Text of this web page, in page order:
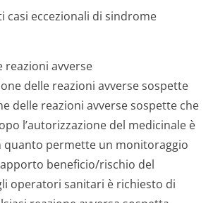
casi eccezionali di sindrome
reazioni avverse
delle reazioni avverse sospette
delle reazioni avverse sospette che
l’autorizzazione del medicinale è
quanto permette un monitoraggio
beneficio/rischio del
operatori sanitari è richiesto di